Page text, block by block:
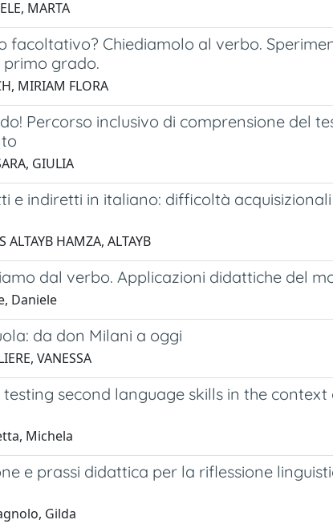
MARTA
facoltativo? Chiediamolo al verbo.
grado.
MIRIAM FLORA
Percorso inclusivo di comprensione del
GIULIA
e indiretti in italiano: difficoltà
ALTAYB HAMZA, ALTAYB
dal verbo. Applicazioni didattiche del
Daniele
da don Milani a oggi
VANESSA
testing second language skills in the
Michela
e prassi didattica per la riflessione
Gilda